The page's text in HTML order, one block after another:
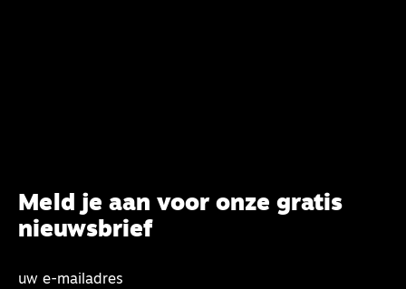
Meld je aan voor onze gratis
nieuwsbrief
uw e-mailadres